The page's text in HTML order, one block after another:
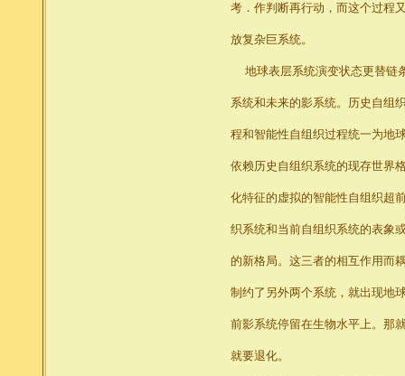
考．作判断再行动，而这个过程
放复杂巨系统。
地球表层系统演变状态更替链
系统和未来的影系统。历史自组
程和智能性自组织过程统一为地
依赖历史自组织系统的现存世界
化特征的虚拟的智能性自组织超
织系统和当前自组织系统的表象
的新格局。这三者的相互作用而
制约了另外两个系统，就出现地
前影系统停留在生物水平上。那
就要退化。